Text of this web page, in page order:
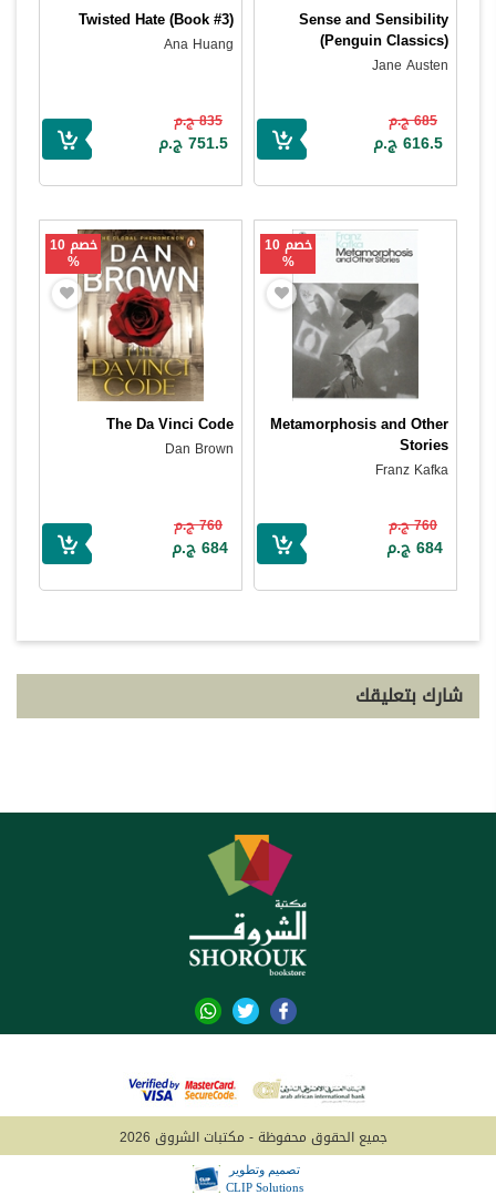
Sense and Sensibility
(Penguin Classics)
Jane Austen
685 ج.م
616.5 ج.م
Twisted Hate (Book #3)
Ana Huang
835 ج.م
751.5 ج.م
خصم 10
%
Metamorphosis and Other
Stories
Franz Kafka
760 ج.م
684 ج.م
خصم 10
%
The Da Vinci Code
Dan Brown
760 ج.م
684 ج.م
شارك بتعليقك
جميع الحقوق محفوظة - مكتبات الشروق 2026
تصميم وتطوير
CLIP Solutions